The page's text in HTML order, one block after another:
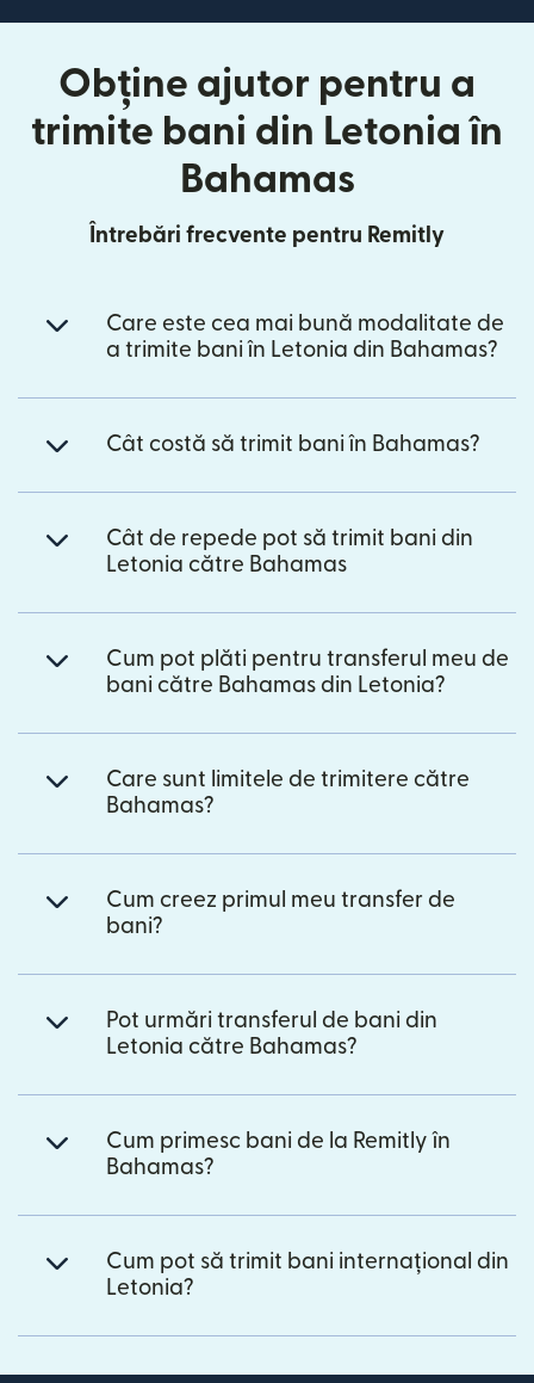
Obține ajutor pentru a
trimite bani din Letonia în
Bahamas
Întrebări frecvente pentru Remitly
Care este cea mai bună modalitate de
a trimite bani în Letonia din Bahamas?
Cât costă să trimit bani în Bahamas?
Cât de repede pot să trimit bani din
Letonia către Bahamas
Cum pot plăti pentru transferul meu de
bani către Bahamas din Letonia?
Care sunt limitele de trimitere către
Bahamas?
Cum creez primul meu transfer de
bani?
Pot urmări transferul de bani din
Letonia către Bahamas?
Cum primesc bani de la Remitly în
Bahamas?
Cum pot să trimit bani internațional din
Letonia?